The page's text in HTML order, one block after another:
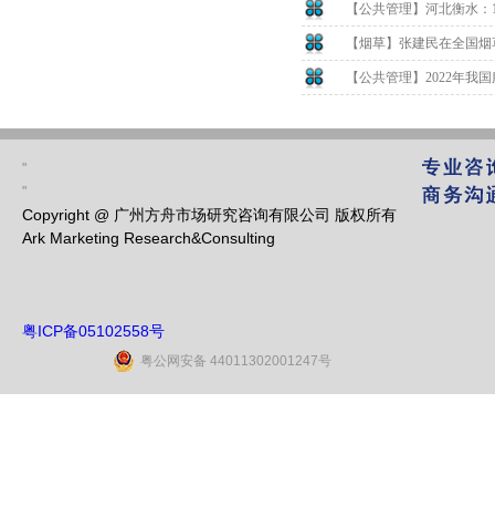
【公共管理】河北衡水
【烟草】张建民在全国
【公共管理】2022年我
"
"
Copyright @ 广州方舟市场研究咨询有限公司 版权所有
Ark Marketing Research&Consulting
粤ICP备05102558号
粤公网安备 44011302001247号